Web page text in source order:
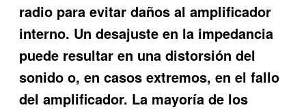
radio para evitar daños al amplificador
interno. Un desajuste en la impedancia
puede resultar en una distorsión del
sonido o, en casos extremos, en el fallo
del amplificador. La mayoría de los